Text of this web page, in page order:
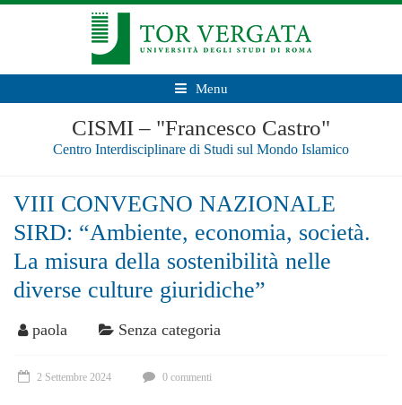
Menu
CISMI – "Francesco Castro"
Centro Interdisciplinare di Studi sul Mondo Islamico
VIII CONVEGNO NAZIONALE
SIRD: “Ambiente, economia, società.
La misura della sostenibilità nelle
diverse culture giuridiche”
paola Senza categoria
2 Settembre 2024 0 commenti